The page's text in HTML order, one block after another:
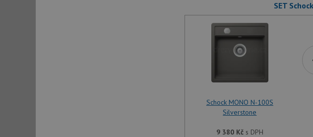
SET
Schock MONO N-100S
Silverstone
9 380 Kčs DPH